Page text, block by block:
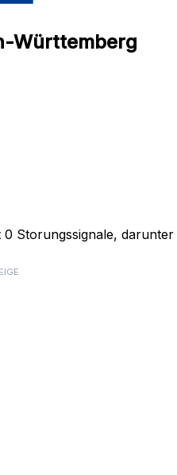
Württemberg
Storungssignale,